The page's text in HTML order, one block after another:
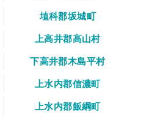
埴科郡坂城町
上高井郡高山村
下高井郡木島平村
上水内郡信濃町
上水内郡飯綱町